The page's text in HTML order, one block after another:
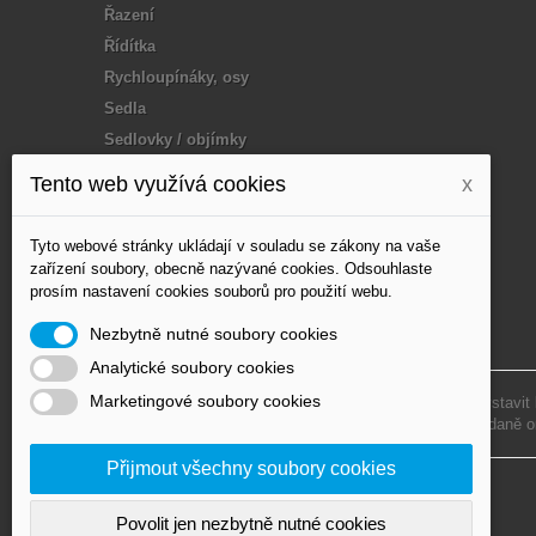
Řazení
Řídítka
Rychloupínáky, osy
Sedla
Sedlovky / objímky
Tuning / doplňky
Vidlice
Výplet - paprsky
Zapletená kola, Disc,
Podle zákona o evidenci tržeb je prodávající povinen
Zároveň je povinen zaevidovat přijatou tržbu u správce
© 2020 MJofD s.r.o. – All Rights Reserved
Tento web využívá cookies x
Tyto webové stránky ukládají v souladu se zákony na vaše
zařízení soubory, obecně nazývané cookies. Odsouhlaste
prosím nastavení cookies souborů pro použití webu.
Nezbytně nutné soubory cookies
Analytické soubory cookies
Marketingové soubory cookies
Přijmout všechny soubory cookies
Povolit jen nezbytně nutné cookies